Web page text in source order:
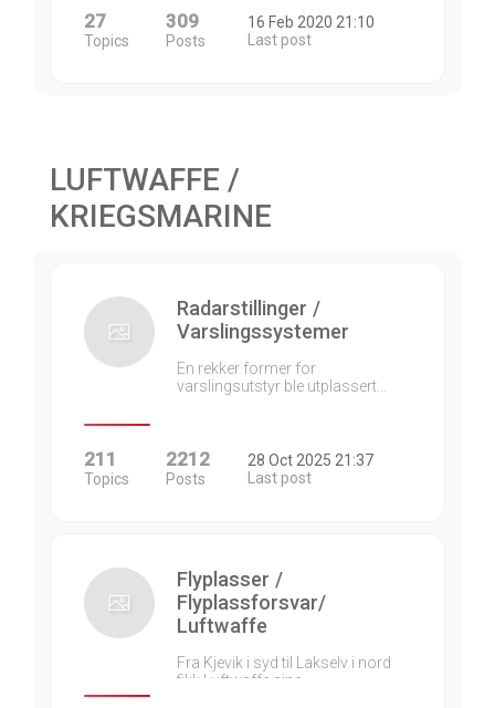
27
Topics
309
Posts
16 Feb 2020 21:10
Last post
LUFTWAFFE /
KRIEGSMARINE
Radarstillinger /
Varslingssystemer
En rekker former for
varslingsutstyr ble utplassert…
211
Topics
2212
Posts
28 Oct 2025 21:37
Last post
Flyplasser /
Flyplassforsvar/
Luftwaffe
Fra Kjevik i syd til Lakselv i nord
fikk Luftwaffe sine…